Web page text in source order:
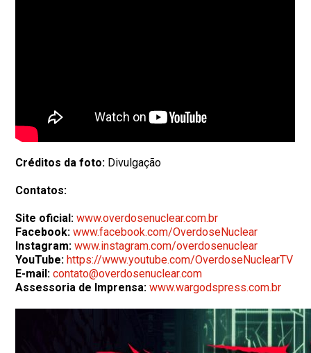
Créditos da foto: Divulgação
Contatos:
Site oficial: www.overdosenuclear.com.br
Facebook:www.facebook.com/OverdoseNuclear
Instagram: www.instagram.com/overdosenuclear
YouTube: https://www.youtube.com/OverdoseNuclearTV
E-mail: contato@overdosenuclear.com
Assessoria de Imprensa: www.wargodspress.com.br